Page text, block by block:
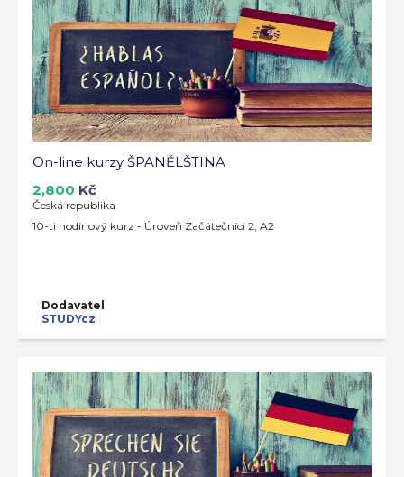
On-line kurzy ŠPANĚLŠTINA
2,800 Kč
Česká republika
10-ti hodinový kurz - Úroveň Začátečníci 2, A2
Dodavatel
STUDYcz